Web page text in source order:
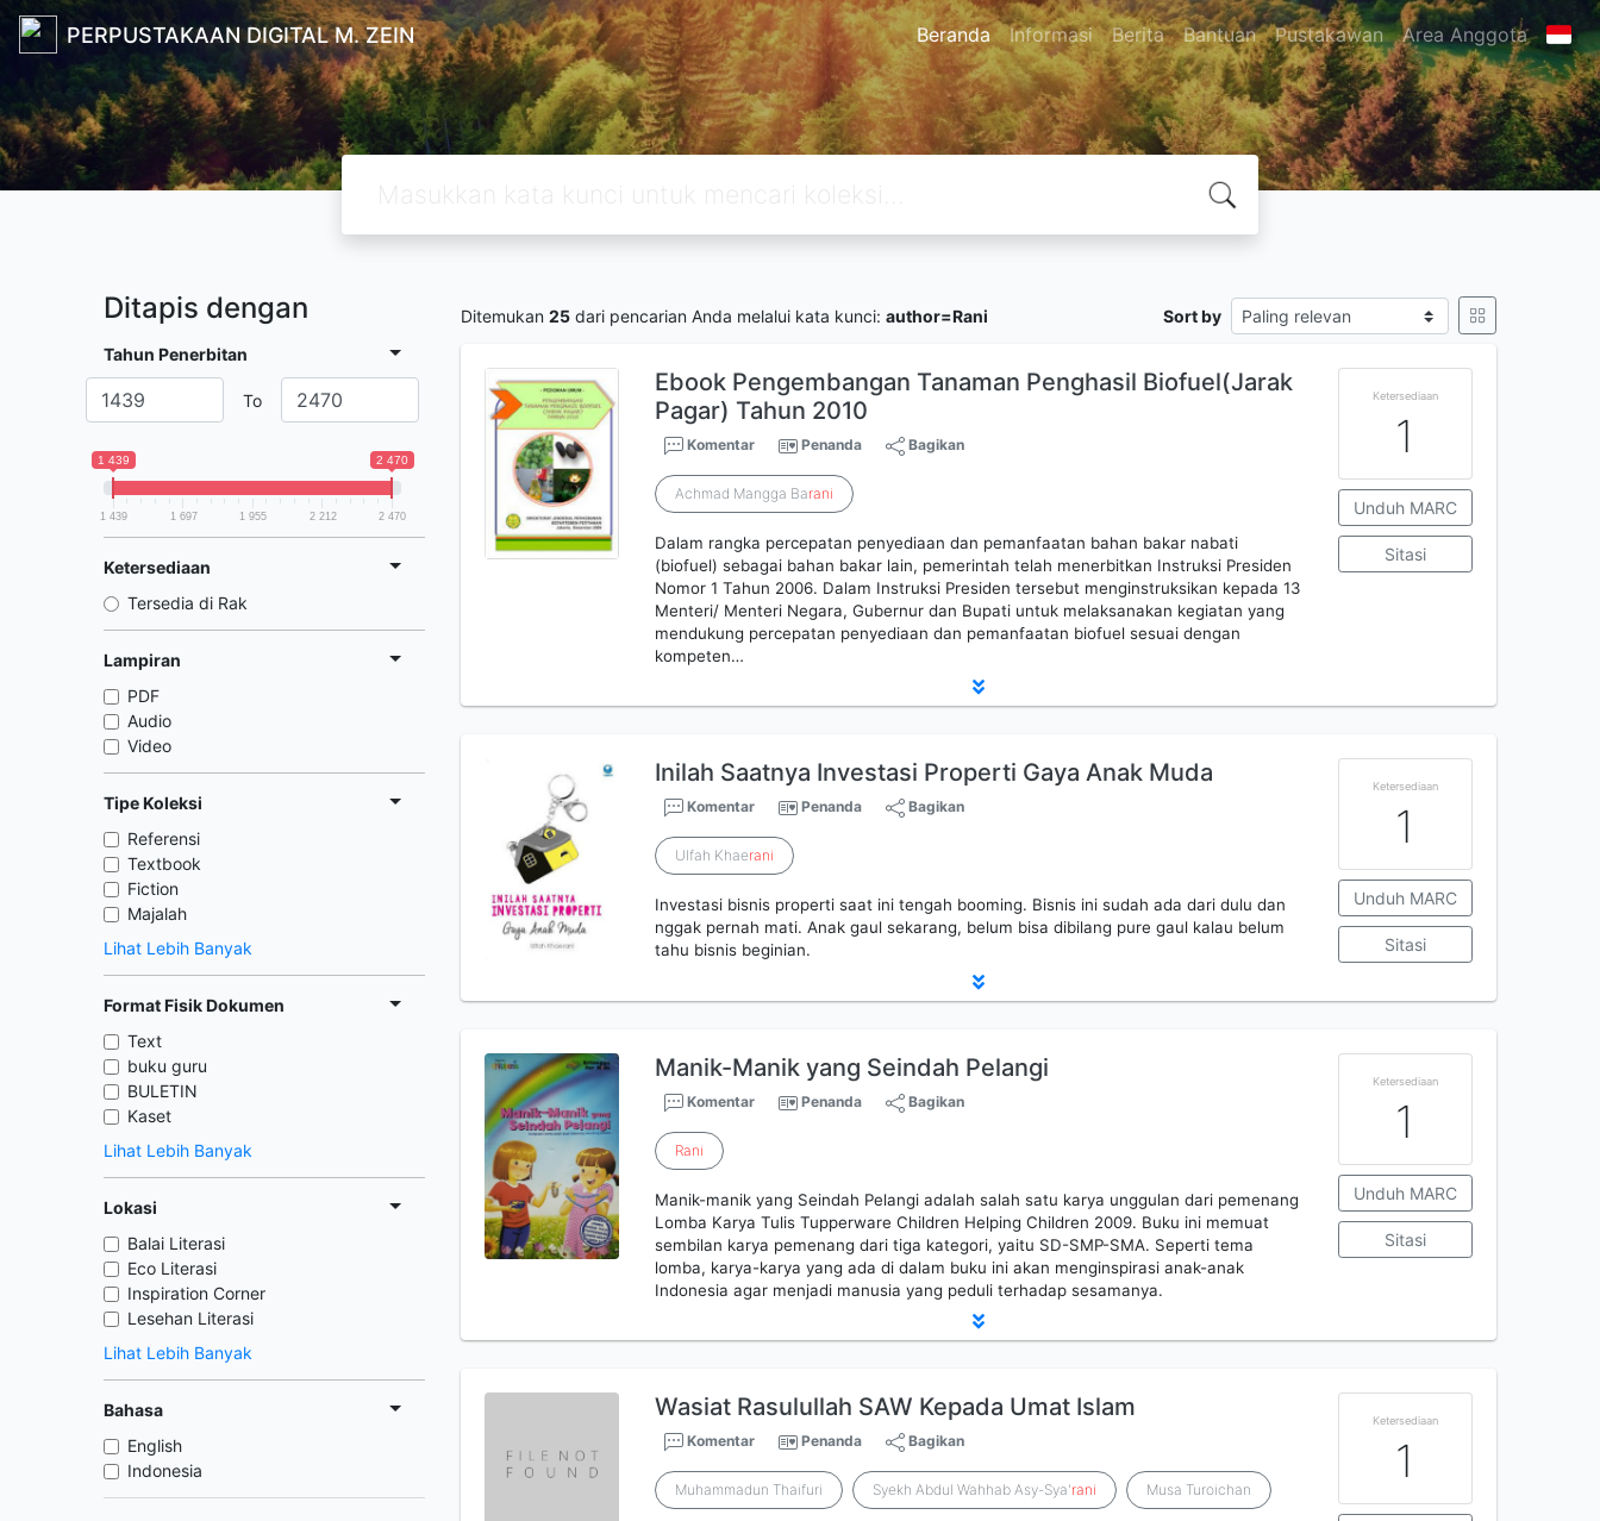
PERPUSTAKAAN DIGITAL M. ZEIN Beranda Informasi Berita Bantuan Pustakawan Area Anggota
Ditapis dengan
Tahun Penerbitan
To
1 439 2 470
1 439 1 697 1 955 2 212 2 470
Ketersediaan
Tersedia di Rak
Lampiran
PDF
Audio
Video
Tipe Koleksi
Referensi
Textbook
Fiction
Majalah
Lihat Lebih Banyak
Format Fisik Dokumen
Text
buku guru
BULETIN
Kaset
Lihat Lebih Banyak
Lokasi
Balai Literasi
Eco Literasi
Inspiration Corner
Lesehan Literasi
Lihat Lebih Banyak
Bahasa
English
Indonesia
Ditemukan 25 dari pencarian Anda melalui kata kunci: author=Rani Sort by
Ebook Pengembangan Tanaman Penghasil Biofuel(Jarak
Pagar) Tahun 2010
Komentar Penanda Bagikan
Achmad Mangga Barani
Dalam rangka percepatan penyediaan dan pemanfaatan bahan bakar nabati
(biofuel) sebagai bahan bakar lain, pemerintah telah menerbitkan Instruksi Presiden
Nomor 1 Tahun 2006. Dalam Instruksi Presiden tersebut menginstruksikan kepada 13
Menteri/ Menteri Negara, Gubernur dan Bupati untuk melaksanakan kegiatan yang
mendukung percepatan penyediaan dan pemanfaatan biofuel sesuai dengan
kompeten…
Ketersediaan
1
Unduh MARC
Sitasi
Inilah Saatnya Investasi Properti Gaya Anak Muda
Komentar Penanda Bagikan
Ulfah Khaerani
Investasi bisnis properti saat ini tengah booming. Bisnis ini sudah ada dari dulu dan
nggak pernah mati. Anak gaul sekarang, belum bisa dibilang pure gaul kalau belum
tahu bisnis beginian.
Ketersediaan
1
Unduh MARC
Sitasi
Manik-Manik yang Seindah Pelangi
Komentar Penanda Bagikan
Rani
Manik-manik yang Seindah Pelangi adalah salah satu karya unggulan dari pemenang
Lomba Karya Tulis Tupperware Children Helping Children 2009. Buku ini memuat
sembilan karya pemenang dari tiga kategori, yaitu SD-SMP-SMA. Seperti tema
lomba, karya-karya yang ada di dalam buku ini akan menginspirasi anak-anak
Indonesia agar menjadi manusia yang peduli terhadap sesamanya.
Ketersediaan
1
Unduh MARC
Sitasi
Wasiat Rasulullah SAW Kepada Umat Islam
Komentar Penanda Bagikan
Muhammadun Thaifuri Syekh Abdul Wahhab Asy-Sya'rani Musa Turoichan
Ketersediaan
1